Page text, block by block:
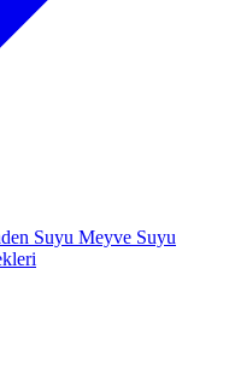
Suyu Meyve Suyu